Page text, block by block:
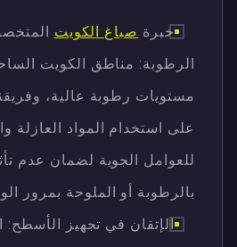
خبرةصباغ الكويت
الرطوبة: مناطق الكويت
مستويات رطوبة عالية،
على استخدام المواد العازلة
للعوامل الجوية لضمان عدم
بالرطوبة أو الملوحة بمرور
الإتقان في تجهيز الأسطح: